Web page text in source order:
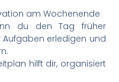
am Wochenende
du den Tag früher
erledigen und
hilft dir, organisiert